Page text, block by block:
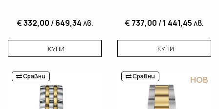
€332,00 /649,34лв.
КУПИ
€ 737,00 /1 441,45лв.
КУПИ
Сравни Сравни НОВ